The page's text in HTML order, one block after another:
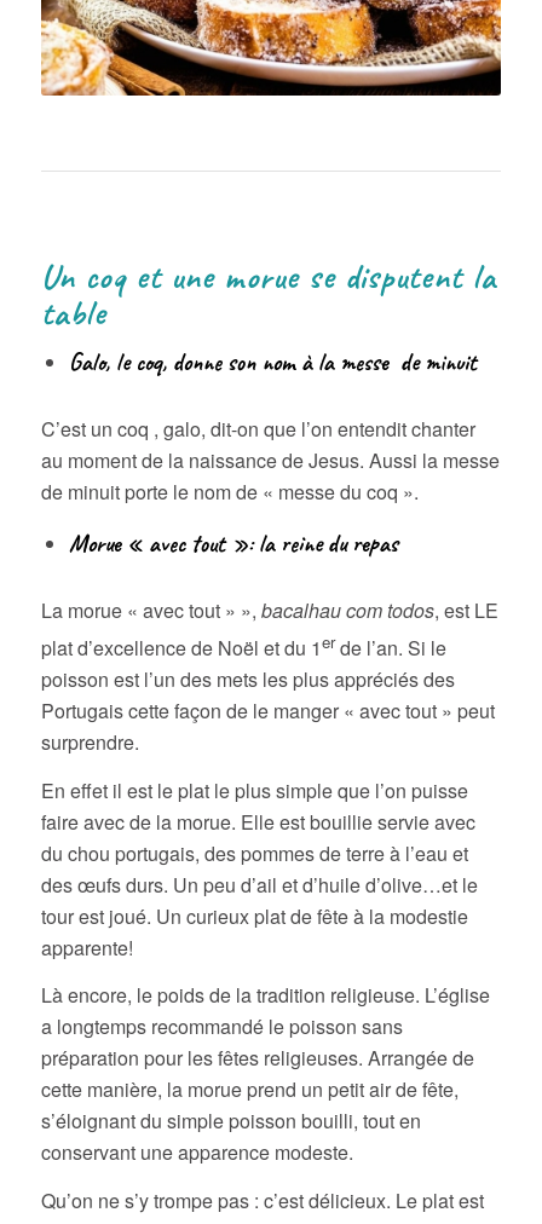
Un coq et une morue se disputent la
table
Galo, le coq, donne son nom à la messe de minuit
C’est un coq , galo, dit-on que l’on entendit chanter
au moment de la naissance de Jesus. Aussi la messe
de minuit porte le nom de « messe du coq ».
Morue « avec tout »: la reine du repas
La morue « avec tout » », bacalhau com todos, est LE
plat d’excellence de Noël et du 1erde l’an. Si le
poisson est l’un des mets les plus appréciés des
Portugais cette façon de le manger « avec tout » peut
surprendre.
En effet il est le plat le plus simple que l’on puisse
faire avec de la morue. Elle est bouillie servie avec
du chou portugais, des pommes de terre à l’eau et
des œufs durs. Un peu d’ail et d’huile d’olive…et le
tour est joué. Un curieux plat de fête à la modestie
apparente!
Là encore, le poids de la tradition religieuse. L’église
a longtemps recommandé le poisson sans
préparation pour les fêtes religieuses. Arrangée de
cette manière, la morue prend un petit air de fête,
s’éloignant du simple poisson bouilli, tout en
conservant une apparence modeste.
Qu’on ne s’y trompe pas : c’est délicieux. Le plat est